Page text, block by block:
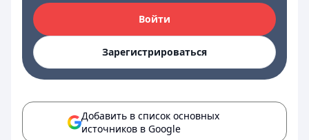
Войти
Зарегистрироваться
Добавить в список основных
источников в Google